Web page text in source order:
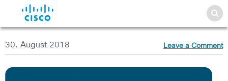
30. August 2018 Leave a Comment